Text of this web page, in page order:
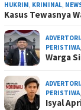
HUKRIM, KRIMINAL,
Kasus Tewasnya
PERISTIWA,
Warga
PERISTIWA,
Isyal